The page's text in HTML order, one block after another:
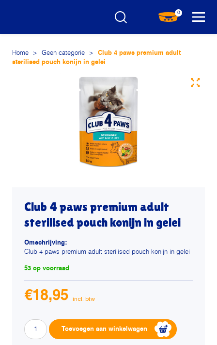
0
Home > Geen categorie >
Club 4 paws premium adult
sterilised pouch konijn in gelei
Club 4 paws premium adult
sterilised pouch konijn in gelei
Omschrijving:
Club 4 paws premium adult sterilised pouch konijn in gelei
53 op voorraad
€18,95
Club
4
Toevoegen aan winkelwagen